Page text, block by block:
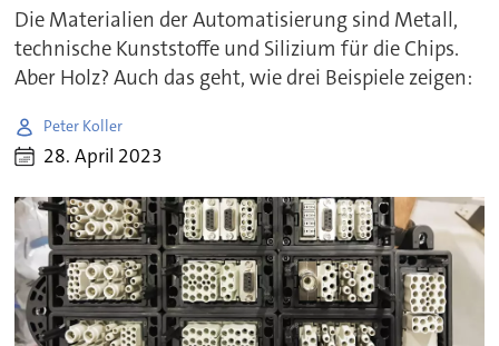
Die Materialien der Automatisierung sind Metall,
technische Kunststoffe und Silizium für die Chips.
Aber Holz? Auch das geht, wie drei Beispiele zeigen:
Peter Koller
28. April 2023